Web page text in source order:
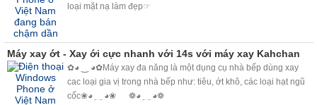
loại mặt nạ làm đẹp☞
Máy xay ớt - Xay ới cực nhanh với 14s với máy xay Kahchan
✿◕ ‿ ◕✿Máy xay đa năng là một dụng cụ nhà bếp dùng xay
cac loại gia vị trong nhà bếp như: tiêu, ớt khô, các loại hạt ngũ
cốc❀◕ ‿ ◕❀ ❁◕ ‿ ◕❁